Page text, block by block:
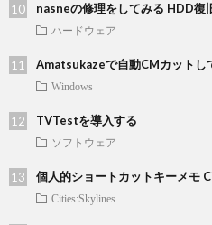
nasneの修理をしてみる HDD復
ハードウェア
Amatsukazeで自動CMカットし
Windows
TVTestを導入する
ソフトウェア
個人的ショートカットキーメモ
Cities:Skylines